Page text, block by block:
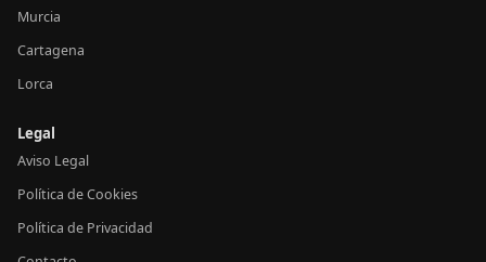
Murcia
Cartagena
Lorca
Legal
Aviso Legal
Política de Cookies
Política de Privacidad